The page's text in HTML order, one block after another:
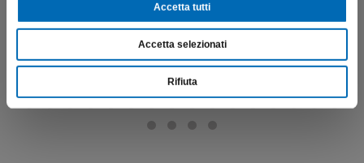
Accetta tutti
Accetta selezionati
Rifiuta